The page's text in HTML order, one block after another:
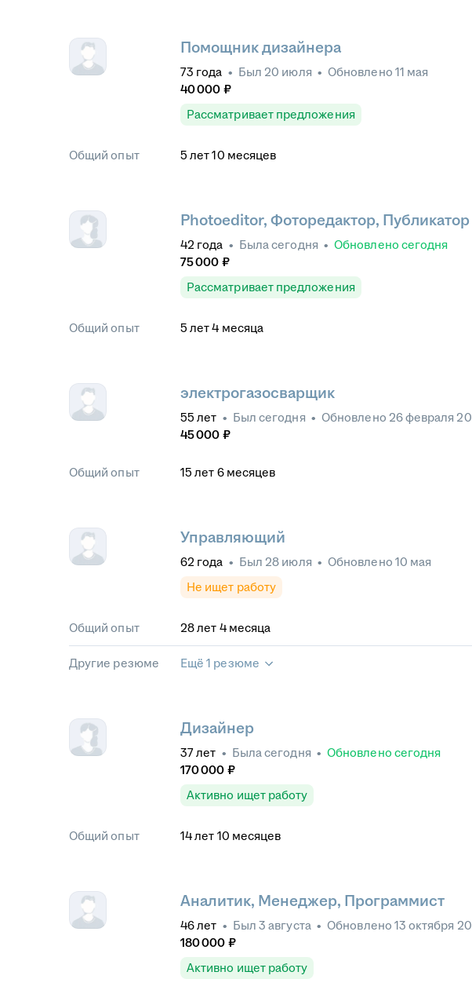
Помощник дизайнера
73 года • Был 20 июля • Обновлено 11 мая
40 000 ₽
Рассматривает предложения
Общий опыт 5 лет 10 месяцев
Photoeditor, Фоторедактор, Публикатор
42 года • Быласегодня • Обновлено сегодня
75 000 ₽
Рассматривает предложения
Общий опыт 5 лет 4 месяца
электрогазосварщик
55 лет • Был сегодня • Обновлено 26 февраля
45 000 ₽
Общий опыт 15 лет 6 месяцев
Управляющий
62 года • Был 28 июля • Обновлено 10 мая
Не ищет работу
Общий опыт 28лет 4 месяца
Другие резюме Ещё 1 резюме
Дизайнер
37лет • Быласегодня • Обновлено сегодня
170 000 ₽
Активно ищет работу
Общий опыт 14лет 10 месяцев
Аналитик, Менеджер, Программист
46лет • Был 3 августа • Обновлено 13 октября
180 000 ₽
Активно ищет работу